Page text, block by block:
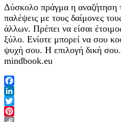
Δύσκολο πράγμα η αναζήτηση
παλέψεις με τους δαίμονες
άλλων. Πρέπει να είσαι
ξύλο. Ενίοτε μπορεί να σου
ψυχή σου. Η επιλογή δική
mindbook.eu
Facebook
LinkedIn
Twitter